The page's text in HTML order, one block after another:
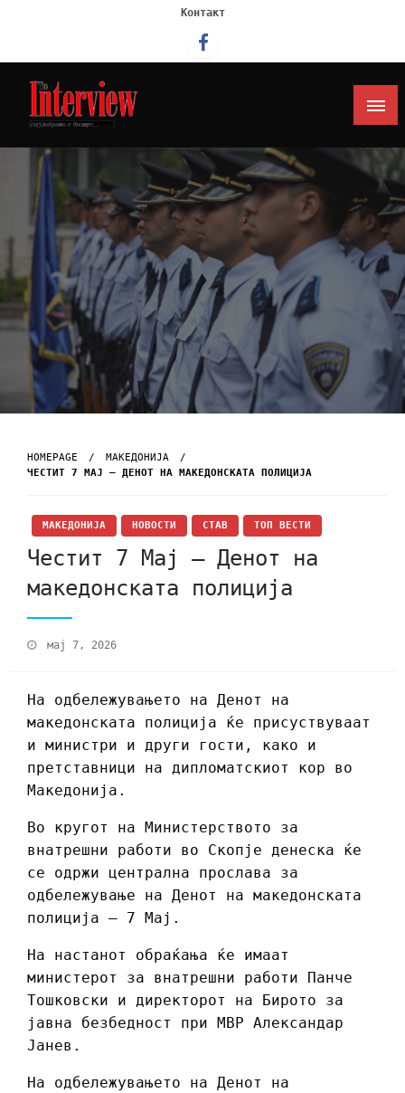
Контакт
Интервју
HOMEPAGE
МАКЕДОНИЈА
ЧЕСТИТ 7 МАЈ – ДЕНОТ НА МАКЕДОНСКАТА ПОЛИЦИЈА
МАКЕДОНИЈА НОВОСТИ СТАВ ТОП ВЕСТИ
Честит 7 Мај – Денот на
македонската полиција
мај 7, 2026
На одбележувањето на Денот на
македонската полиција ќе присуствуваат
и министри и други гости, како и
претставници на дипломатскиот кор во
Македонија.
Во кругот на Министерството за
внатрешни работи во Скопје денеска ќе
се одржи централна прослава за
одбележување на Денот на македонската
полиција – 7 Мај.
На настанот обраќања ќе имаат
министерот за внатрешни работи Панче
Тошковски и директорот на Бирото за
јавна безбедност при МВР Александар
Јанев.
На одбележувањето на Денот на